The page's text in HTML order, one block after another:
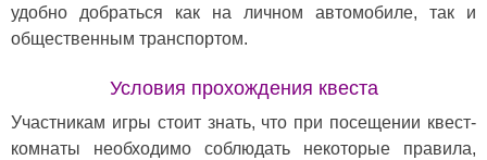
удобно добраться как на личном автомобиле, так и
общественным транспортом.
Условия прохождения квеста
Участникам игры стоит знать, что при посещении квест-
комнаты необходимо соблюдать некоторые правила,